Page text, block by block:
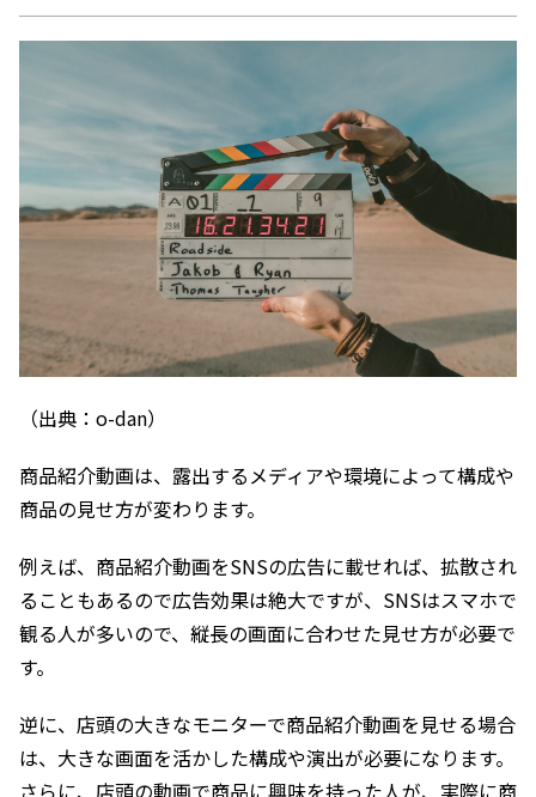
（出典：o-dan）
商品紹介動画は、露出するメディアや環境によって構成や
商品の見せ方が変わります。
例えば、商品紹介動画をSNSの広告に載せれば、拡散され
ることもあるので広告効果は絶大ですが、SNSはスマホで
観る人が多いので、縦長の画面に合わせた見せ方が必要で
す。
逆に、店頭の大きなモニターで商品紹介動画を見せる場合
は、大きな画面を活かした構成や演出が必要になります。
さらに、店頭の動画で商品に興味を持った人が、実際に商